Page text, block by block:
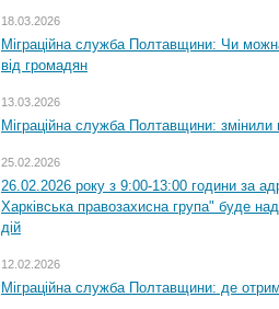
18.03.2026
Міграційна служба Полтавщини: Чи
від громадян
13.03.2026
Міграційна служба Полтавщини:
25.02.2026
26.02.2026 року з 9:00-13:00 години за
Харківська правозахисна група" буде
дій
12.02.2026
Міграційна служба Полтавщини: де